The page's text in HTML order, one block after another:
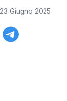
23 Giugno 2025